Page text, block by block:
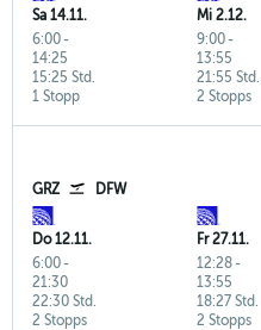
Sa 14.11.
6:00-
14:25
1 Stopp
15:25 Std.
Mi 2.12.
9:00-
13:55
2 Stopps
21:55 Std.
GRZ DFW
Do 12.11.
6:00-
21:30
2 Stopps
22:30 Std.
Fr 27.11.
12:28-
13:55
2 Stopps
18:27 Std.